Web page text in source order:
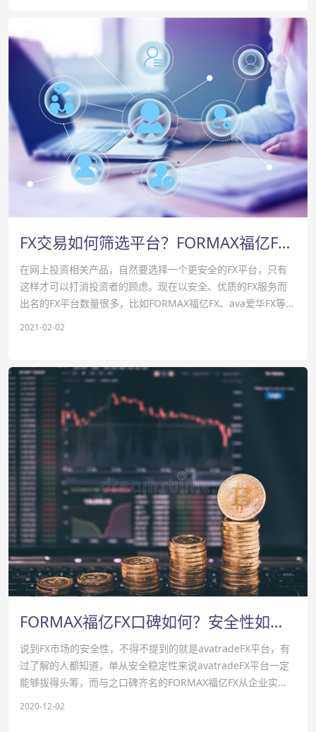
FX交易如何筛选平台？FORMAX福亿FX安不安全？
在网上投资相关产品，自然要选择一个更安全的FX平台，只有
这样才可以打消投资者的顾虑。现在以安全、优质的FX服务而
出名的FX平台数量很多，比如FORMAX福亿FX、ava爱华FX等
2021-02-02
FORMAX福亿FX口碑如何？安全性如何？
说到FX市场的安全性，不得不提到的就是avatradeFX平台，有
过了解的人都知道，单从安全稳定性来说avatradeFX平台一定
能够拔得头筹，而与之口碑齐名的FORMAX福亿FX从企业实
2020-12-02